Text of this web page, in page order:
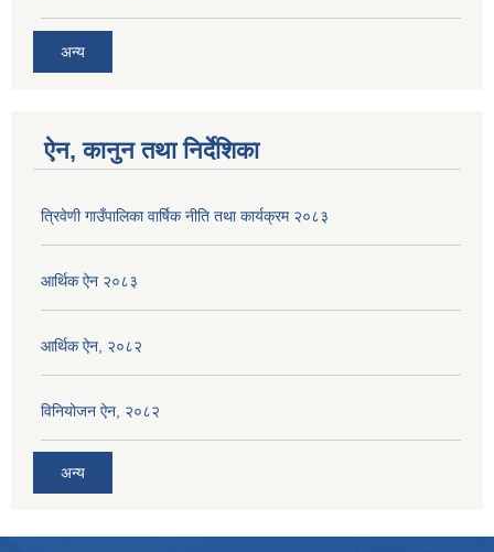
अन्य
ऐन, कानुन तथा निर्देशिका
त्रिवेणी गाउँपालिका वार्षिक नीति तथा कार्यक्रम २०८३
आर्थिक ऐन २०८३
आर्थिक ऐन, २०८२
विनियोजन ऐन, २०८२
अन्य